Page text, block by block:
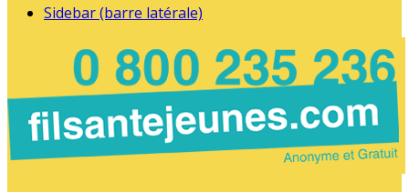
Sidebar (barre latérale)